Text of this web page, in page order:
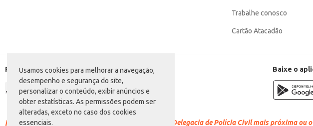
Usamos cookies para melhorar a navegação,
desempenho e segurança do site,
personalizar o conteúdo, exibir anúncios e
obter estatísticas. As permissões podem ser
alteradas, exceto no caso dos cookies
essenciais.
Trabalhe conosco
Cartão Atacadão
Formas de pagamento Baixe o
Racismo é crime. Denuncie. Disque 100 ou procure a Delegacia de Polícia Civil mais próxima ou